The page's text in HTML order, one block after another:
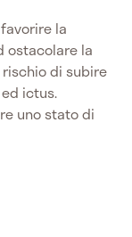
la
ostacolare la
di subire
ed ictus.
uno stato di